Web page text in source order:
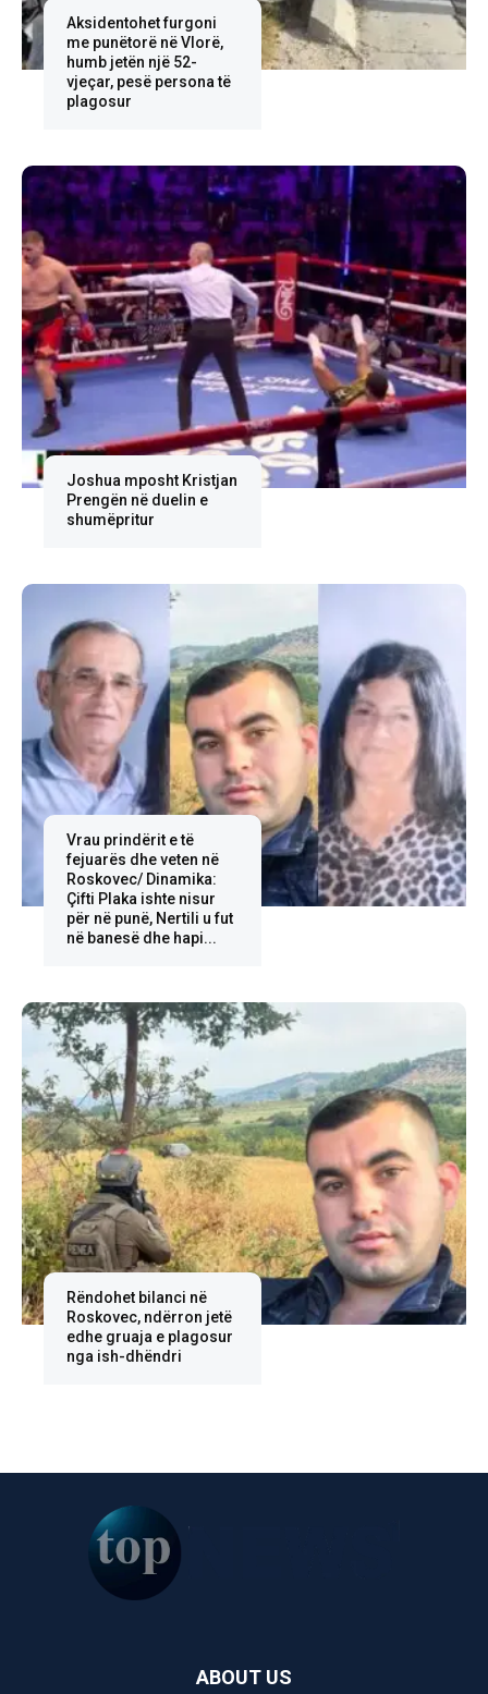
Aksidentohet furgoni
me punëtorë në Vlorë,
humb jetën një 52-
vjeçar, pesë persona të
plagosur
Joshua mposht Kristjan
Prengën në duelin e
shumëpritur
Vrau prindërit e të
fejuarës dhe veten në
Roskovec/ Dinamika:
Çifti Plaka ishte nisur
për në punë, Nertili u fut
në banesë dhe hapi...
Rëndohet bilanci në
Roskovec, ndërron jetë
edhe gruaja e plagosur
nga ish-dhëndri
ABOUT US